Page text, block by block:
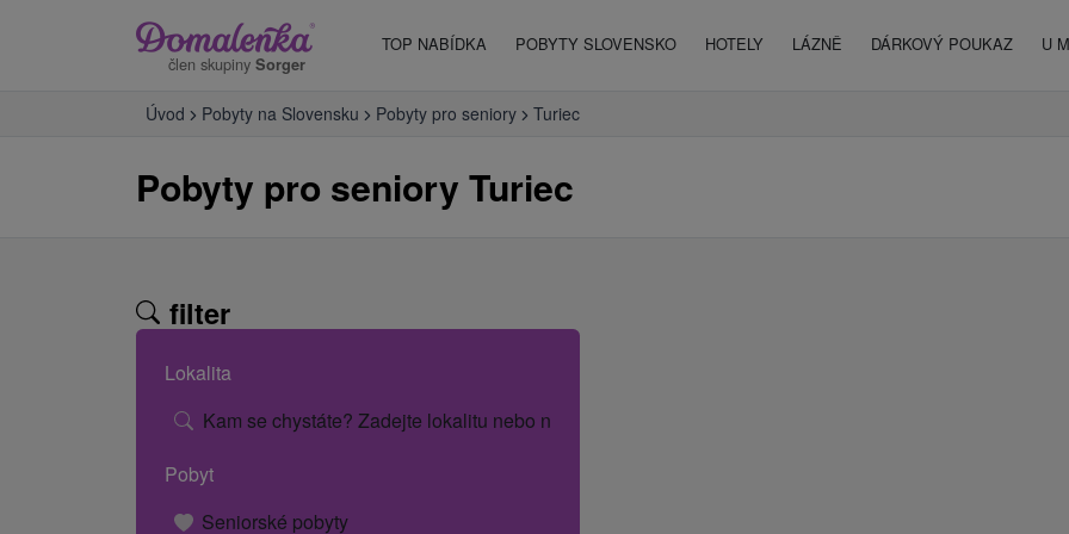
člen skupiny Sorger
TOP NABÍDKA POBYTY SLOVENSKO HOTELY LÁZNĚ DÁRKOVÝ POUKAZ U
Úvod Pobyty na Slovensku Pobyty pro seniory Turiec
Pobyty pro seniory Turiec
filter
Lokalita
Kam se chystáte? Zadejte lokalitu nebo název hotelu.
Pobyt
Seniorské pobyty